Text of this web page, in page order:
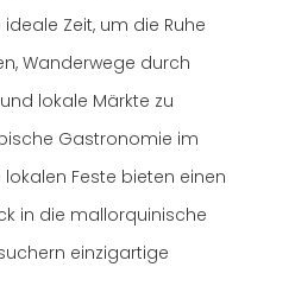
Zeit, um die Ruhe
Wanderwege durch
lokale Märkte zu
Gastronomie im
Feste bieten einen
in die mallorquinische
einzigartige